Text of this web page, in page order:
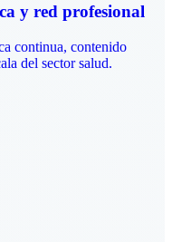
y red profesional
continua, contenido
del sector salud.